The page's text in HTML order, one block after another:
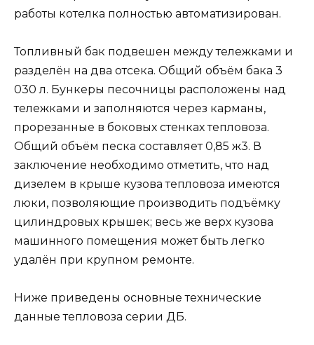
работы котелка полностью автоматизирован.
Топливный бак подвешен между тележками и
разделён на два отсека. Общий объём бака 3
030 л. Бункеры песочницы расположены над
тележками и заполняются через карманы,
прорезанные в боковых стенках тепловоза.
Общий объём песка составляет 0,85 ж3. В
заключение необходимо отметить, что над
дизелем в крыше кузова тепловоза имеются
люки, позволяющие производить подъёмку
цилиндровых крышек; весь же верх кузова
машинного помещения может быть легко
удалён при крупном ремонте.
Ниже приведены основные технические
данные тепловоза серии ДБ.